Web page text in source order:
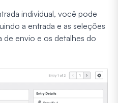
individual, você pode
a entrada e as seleções
de envio e os detalhes do